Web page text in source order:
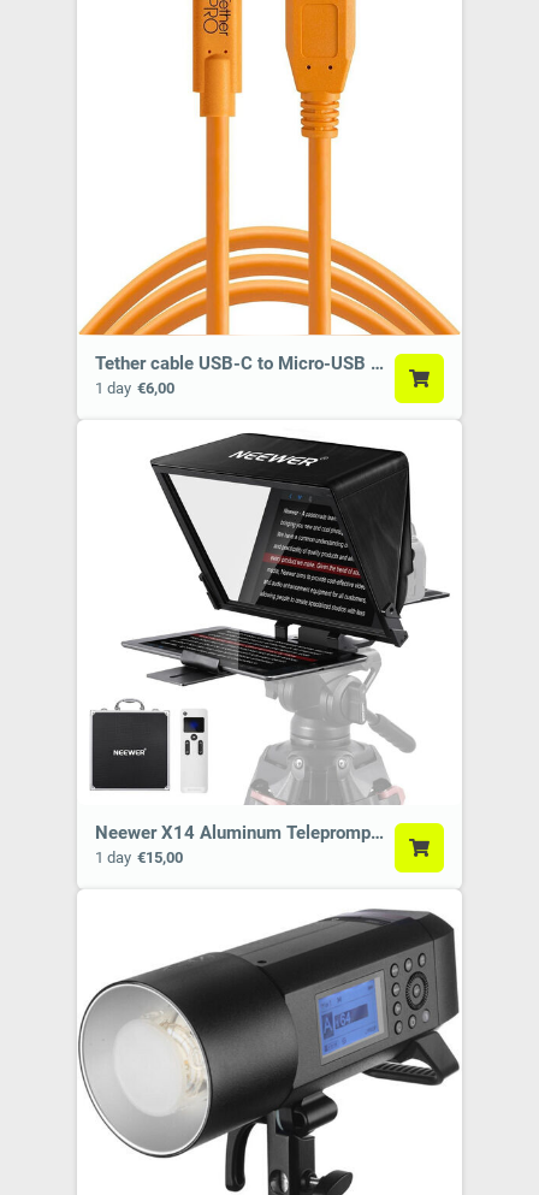
Tether cable USB-C to Micro-USB 3.0 Type B Male Cable (4,6 m, Right-Angle)
1 day €6,00
Neewer X14 Aluminum Teleprompter
1 day €15,00